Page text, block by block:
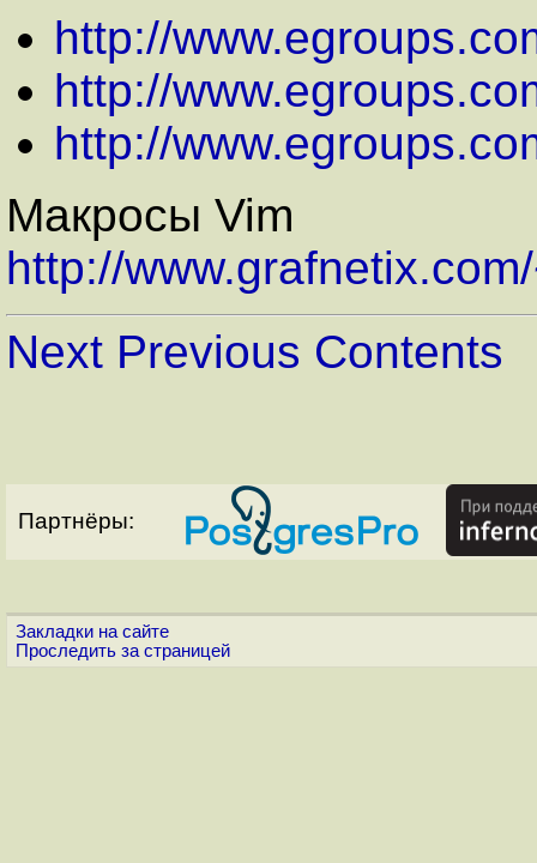
http://
http://
http://
Макросы Vim
http://
Next Previous Contents
Партнёры:
Закладки на сайте
Проследить за страницей